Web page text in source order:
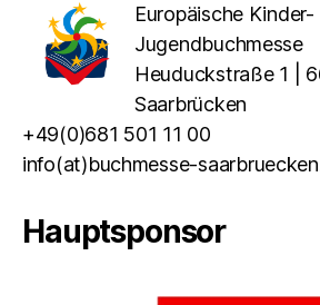
Europäische Kinder-
Jugendbuchmesse
Heuduckstraße 1 |
Saarbrücken
+49(0)681 501 11 00
info(at)buchmesse-
Hauptsponsor